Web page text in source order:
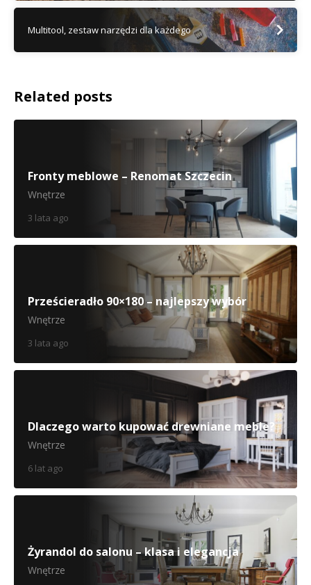
Multitool, zestaw narzędzi dla każdego
Related posts
Fronty meblowe – Renomat Szczecin
Wnętrze
3 lata ago
Prześcieradło 90×180 – najlepszy wybór
Wnętrze
3 lata ago
Dlaczego warto kupować drewniane meble?
Wnętrze
6 lat ago
Żyrandol do salonu – klasa i elegancja
Wnętrze